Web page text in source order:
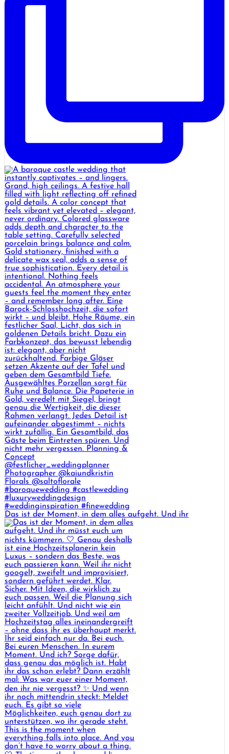
Das ist der Moment, in dem alles aufgeht. Und ihr